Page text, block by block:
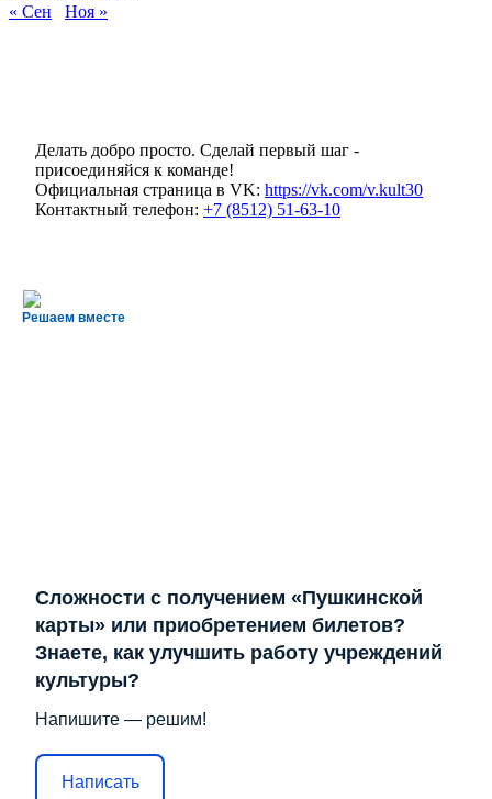
« Сен
Ноя »
Делать добро просто. Сделай первый шаг -
присоединяйся к команде!
Официальная страница в VK: https://vk.com/v.kult30
Контактный телефон: +7 (8512) 51-63-10
Решаем вместе
Сложности с получением «Пушкинской
карты» или приобретением билетов?
Знаете, как улучшить работу учреждений
культуры?
Напишите — решим!
Написать